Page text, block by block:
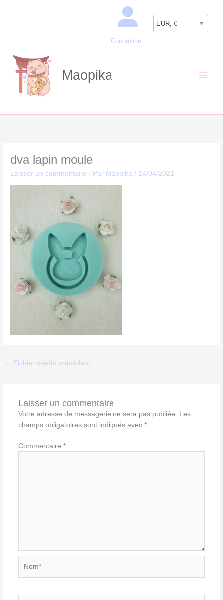
Connexion
EUR, €
Maopika
dva lapin moule
Laisser un commentaire / Par Maopika/ 14/04/2021
← Fichier média précédent
Laisser un commentaire
Votre adresse de messagerie ne sera pas publiée.
Les
champs obligatoires sont indiqués avec *
Commentaire *
Recherche